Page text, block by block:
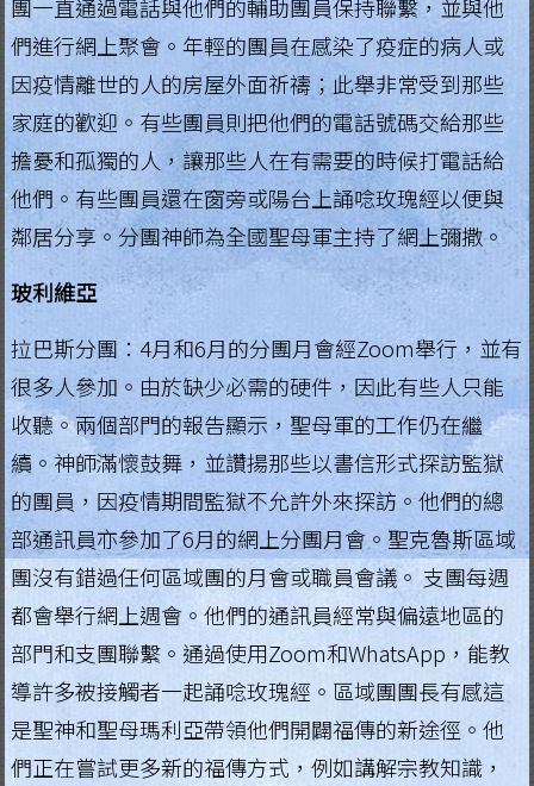
.
H
o
n
g
K
o
n
g
R
e
g
i
a
L
e
g
i
團一直通過電話與他們的輔助團員保持聯繫，並與他
們進行網上聚會。年輕的團員在感染了疫症的病人或
因疫情離世的人的房屋外面祈禱；此舉非常受到那些
家庭的歡迎。有些團員則把他們的電話號碼交給那些
擔憂和孤獨的人，讓那些人在有需要的時候打電話給
他們。有些團員還在窗旁或陽台上誦唸玫瑰經以便與
鄰居分享。分團神師為全國聖母軍主持了網上彌撒。
玻利維亞
拉巴斯分團：4月和6月的分團月會經Zoom舉行，並有
很多人參加。由於缺少必需的硬件，因此有些人只能
收聽。兩個部門的報告顯示，聖母軍的工作仍在繼
續。神師滿懷鼓舞，並讚揚那些以書信形式探訪監獄
的團員，因疫情期間監獄不允許外來探訪。他們的總
部通訊員亦參加了6月的網上分團月會。聖克魯斯區域
團沒有錯過任何區域團的月會或職員會議。 支團每週
都會舉行網上週會。他們的通訊員經常與偏遠地區的
部門和支團聯繫。通過使用Zoom和WhatsApp，能教
導許多被接觸者一起誦唸玫瑰經。區域團團長有感這
是聖神和聖母瑪利亞帶領他們開闢福傳的新途徑。他
們正在嘗試更多新的福傳方式，例如講解宗教知識，